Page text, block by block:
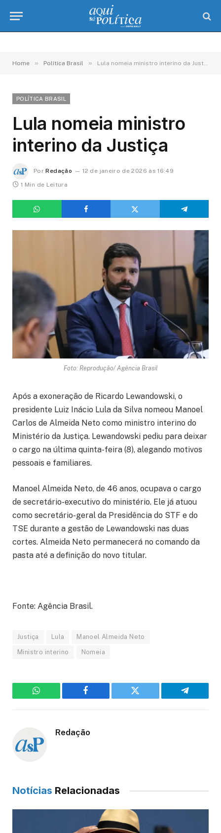
Home » Política Brasil » Lula nomeia ministro interino da Justiça
POLÍTICA BRASIL
Lula nomeia ministro
interino da Justiça
Por Redação
12 de janeiro de 2026 às 16:49
1 Min de Leitura
Foto: Reprodução/ Agência Brasil
Após a exoneração de Ricardo Lewandowski, o
presidente Luiz Inácio Lula da Silva nomeou Manoel
Carlos de Almeida Neto como ministro interino do
Ministério da Justiça. Lewandowski pediu para deixar
o cargo na última quinta-feira (8), alegando motivos
pessoais e familiares.
Manoel Almeida Neto, de 46 anos, ocupava o cargo
de secretário-executivo do ministério. Ele já atuou
como secretário-geral da Presidência do STF e do
TSE durante a gestão de Lewandowski nas duas
cortes. Almeida Neto permanecerá no comando da
pasta até a definição do novo titular.
Fonte: Agência Brasil.
Justiça Lula Manoel Almeida Neto
Ministro interino Nomeia
WhatsApp Facebook Twitter Telegram
Redação
Notícias Relacionadas